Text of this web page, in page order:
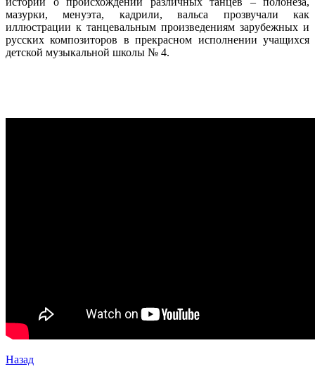
мазурки, менуэта, кадрили, вальса прозвучали как
иллюстрации к танцевальным произведениям зарубежных и
русских композиторов в прекрасном исполнении учащихся
детской музыкальной школы № 4.
Назад